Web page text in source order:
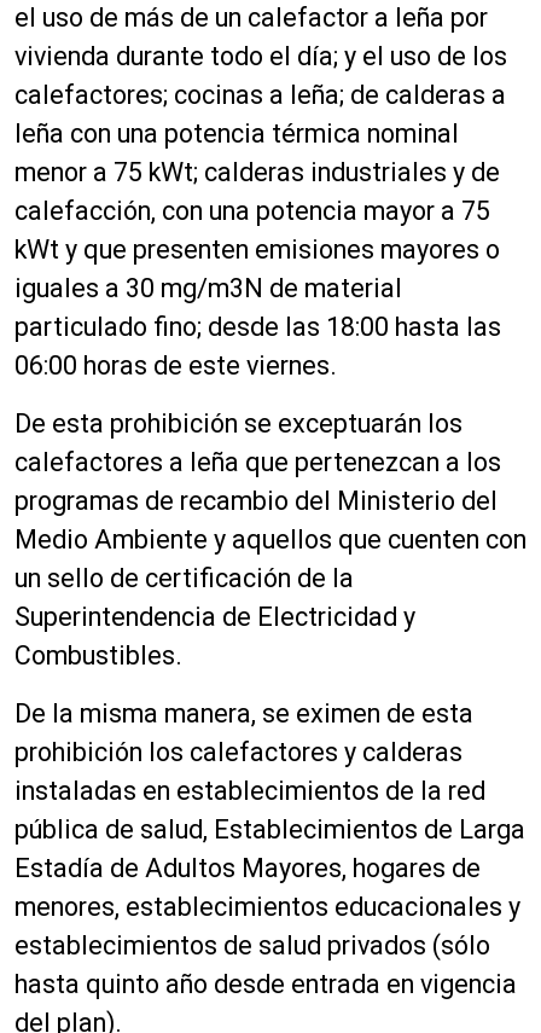
el uso de más de un calefactor a leña por
vivienda durante todo el día; y el uso de los
calefactores; cocinas a leña; de calderas a
leña con una potencia térmica nominal
menor a 75 kWt; calderas industriales y de
calefacción, con una potencia mayor a 75
kWt y que presenten emisiones mayores o
iguales a 30 mg/m3N de material
particulado fino; desde las 18:00 hasta las
06:00 horas de este viernes.
De esta prohibición se exceptuarán los
calefactores a leña que pertenezcan a los
programas de recambio del Ministerio del
Medio Ambiente y aquellos que cuenten con
un sello de certificación de la
Superintendencia de Electricidad y
Combustibles.
De la misma manera, se eximen de esta
prohibición los calefactores y calderas
instaladas en establecimientos de la red
pública de salud, Establecimientos de Larga
Estadía de Adultos Mayores, hogares de
menores, establecimientos educacionales y
establecimientos de salud privados (sólo
hasta quinto año desde entrada en vigencia
del plan).